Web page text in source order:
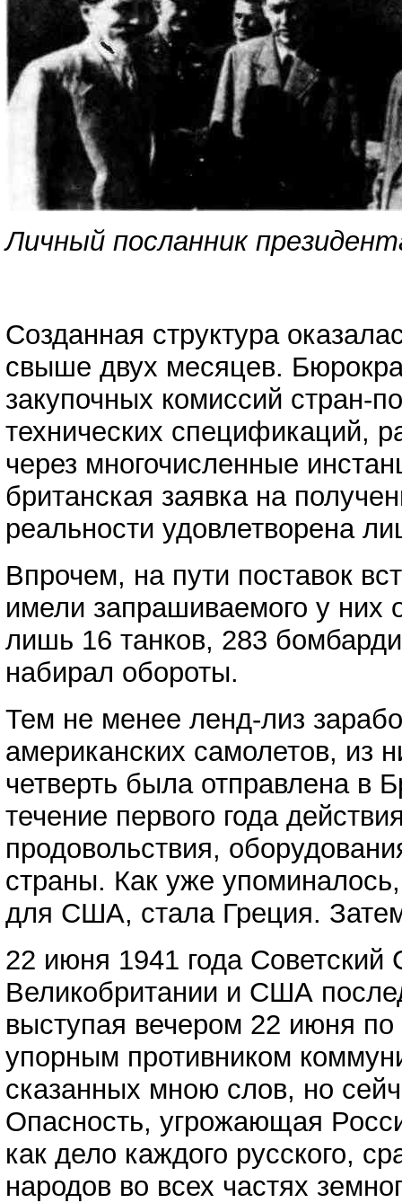
Личный посланник
Созданная структура
свыше двух месяцев.
закупочных комиссий стран-
технических спецификаций,
через многочисленные
британская заявка на
реальности удовлетворена
Впрочем, на пути поставок
имели запрашиваемого у них
лишь 16 танков, 283
набирал обороты.
Тем не менее ленд-лиз
американских самолетов,
четверть была отправлена в
течение первого года
продовольствия,
страны. Как уже
для США, стала Греция.
22 июня 1941 года
Великобритании и США
выступая вечером 22 июня
упорным противником
сказанных мною слов, но
Опасность, угрожающая
как дело каждого русского,
народов во всех частях